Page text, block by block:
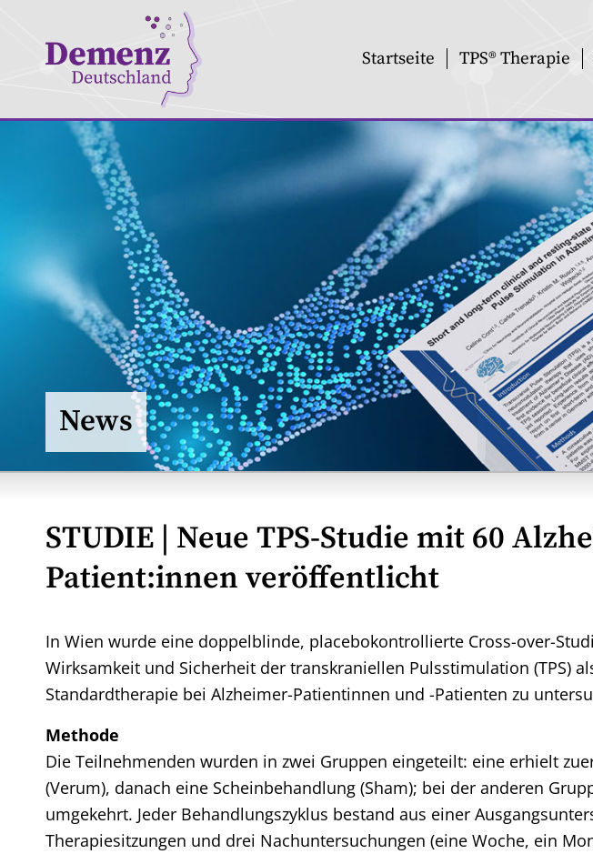
Startseite TPS® Therapie
News
STUDIE | Neue TPS-Studie mit 60
Patient:innen veröffentlicht
In Wien wurde eine doppelblinde, placebokontrollierte Cross-over-
Wirksamkeit und Sicherheit der transkraniellen Pulsstimulation (TPS)
Standardtherapie bei Alzheimer-Patientinnen und -Patienten zu
Methode
Die Teilnehmenden wurden in zwei Gruppen eingeteilt: eine erhielt
(Verum), danach eine Scheinbehandlung (Sham); bei der anderen
umgekehrt. Jeder Behandlungszyklus bestand aus einer
Therapiesitzungen und drei Nachuntersuchungen (eine Woche, ein